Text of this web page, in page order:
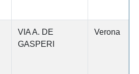
VIA A. DE
GASPERI
Verona